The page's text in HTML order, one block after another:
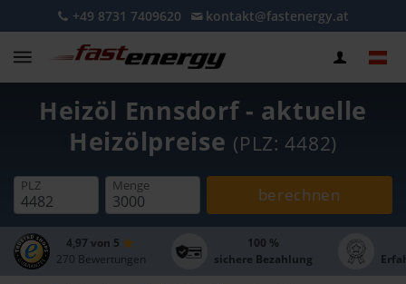
+49 8731 7409620 kontakt@fastenergy.at
Heizöl Ennsdorf - aktuelle
Heizölpreise (PLZ: 4482)
PLZ Menge berechnen
4,97 von 5
270 Bewertungen
100 %
sichere Bezahlung